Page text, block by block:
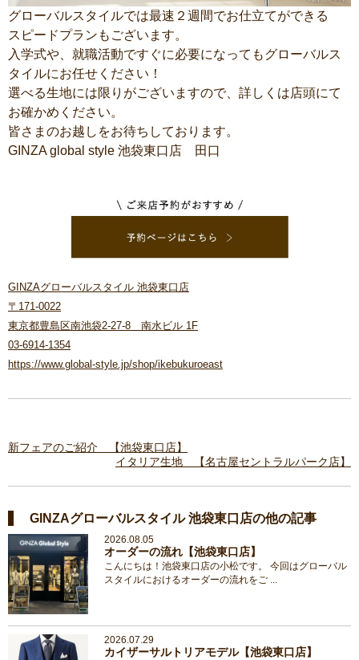
グローバルスタイルでは最速２週間でお仕立てができる
スピードプランもございます。
入学式や、就職活動ですぐに必要になってもグローバルス
タイルにお任せください！
選べる生地には限りがございますので、詳しくは店頭にて
お確かめください。
皆さまのお越しをお待ちしております。
GINZA global style 池袋東口店 田口
GINZAグローバルスタイル 池袋東口店
〒171-0022
東京都豊島区南池袋2-27-8 南水ビル 1F
03-6914-1354
https://www.global-style.jp/shop/ikebukuroeast
新フェアのご紹介 【池袋東口店】
イタリア生地 【名古屋セントラルパーク店】
GINZAグローバルスタイル 池袋東口店の他の記事
2026.08.05
オーダーの流れ【池袋東口店】
こんにちは！池袋東口店の小松です。 今回はグローバル
スタイルにおけるオーダーの流れをご ...
2026.07.29
カイザーサルトリアモデル【池袋東口店】